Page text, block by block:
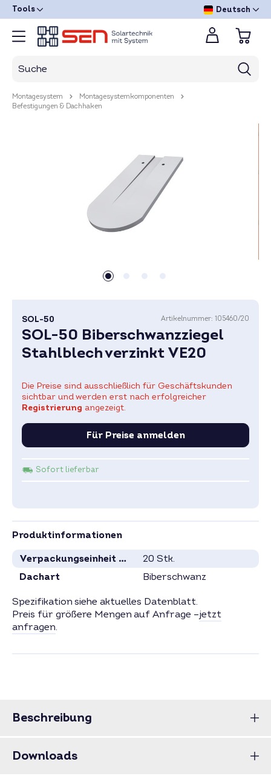
Tools Deutsch
Montagesystem
Montagesystemkomponenten
Befestigungen & Dachhaken
SOL-50 Artikelnummer: 105460/20
SOL-50 Biberschwanzziegel
Stahlblech verzinkt VE20
Die Preise sind ausschließlich für Geschäftskunden
sichtbar und werden erst nach erfolgreicher
Registrierung angezeigt.
Für Preise anmelden
Sofort lieferbar
Produktinformationen
Verpackungseinheit in Stück
20 Stk.
Dachart
Biberschwanz
Spezifikation siehe aktuelles Datenblatt.
Preis für größere Mengen auf Anfrage –jetzt
anfragen.
Beschreibung
Downloads